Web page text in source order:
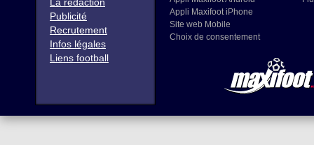
Publicité
Recrutement
Infos légales
Liens football
Appli Maxifoot iPhone
Site web Mobile
Choix de consentement